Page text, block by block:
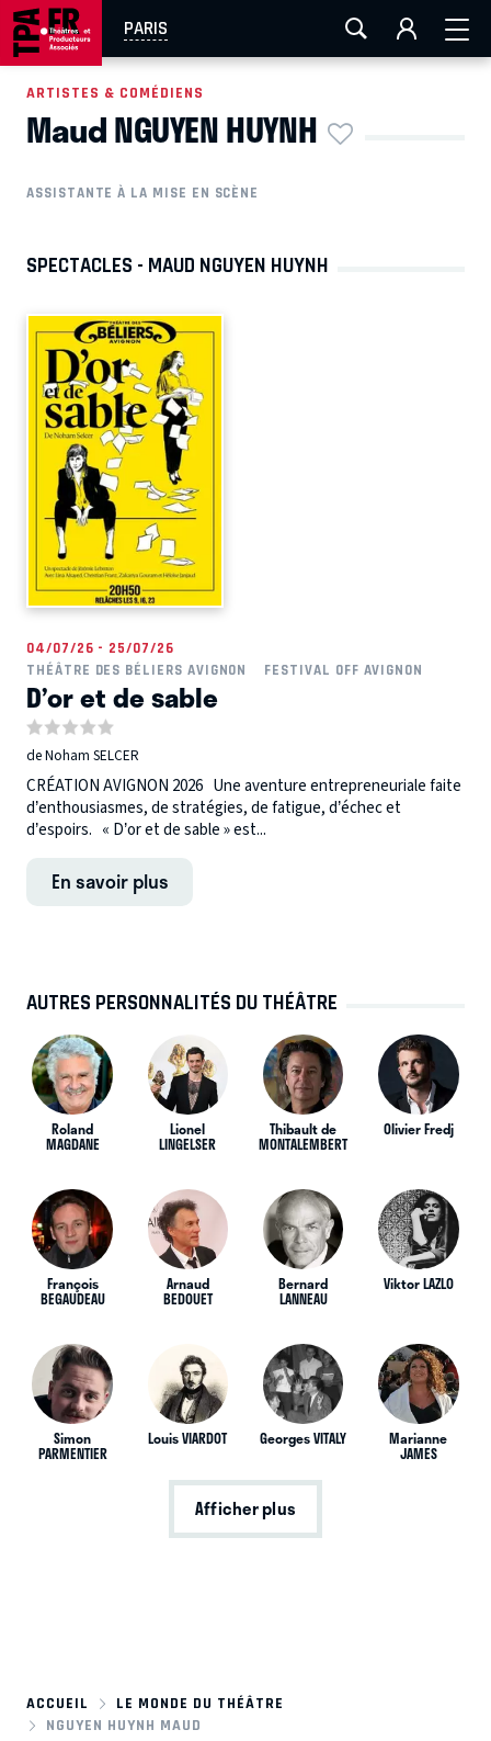
PARIS
AIX-MARSEILLE LA ROCHELLE
EN TOURNÉE
ARTISTES & COMÉDIENS
Maud NGUYEN HUYNH
ASSISTANTE À LA MISE EN SCÈNE
SPECTACLES - MAUD NGUYEN HUYNH
04/07/26 - 25/07/26
THÉÂTRE DES BÉLIERS AVIGNON
FESTIVAL OFF AVIGNON
D’or et de sable
de Noham SELCER
CRÉATION AVIGNON 2026 Une aventure entrepreneuriale faite
d’enthousiasmes, de stratégies, de fatigue, d’échec et
d’espoirs. « D’or et de sable » est...
En savoir plus
AUTRES PERSONNALITÉS DU THÉÂTRE
Roland
MAGDANE
Lionel
LINGELSER
Thibault de
MONTALEMBERT
Olivier Fredj
François
BEGAUDEAU
Arnaud
BEDOUET
Bernard
LANNEAU
Viktor LAZLO
Simon
PARMENTIER
Louis VIARDOT Georges VITALY Marianne
JAMES
Afficher plus
ACCUEIL
LE MONDE DU THÉÂTRE
NGUYEN HUYNH MAUD